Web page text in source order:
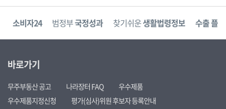
소비자24 범정부국정성과 찾기쉬운생활법령정보 수출 플
바로가기
무주부동산 공고 나라장터 FAQ
우수제품
우수제품지정신청
평가(심사)위원 후보자 등록안내